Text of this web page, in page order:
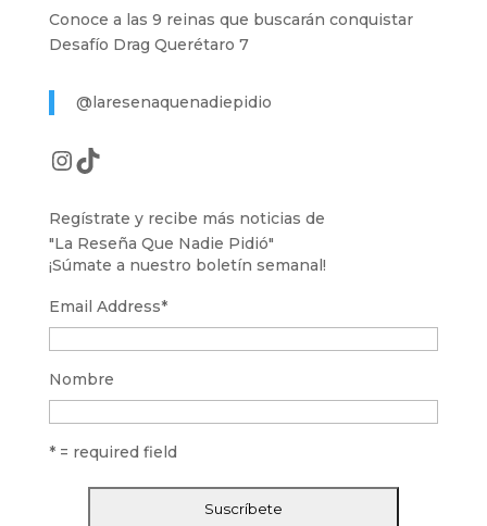
Conoce a las 9 reinas que buscarán conquistar
Desafío Drag Querétaro 7
@laresenaquenadiepidio
Instagram
TikTok
Regístrate y recibe más noticias de
"La Reseña Que Nadie Pidió"
¡Súmate a nuestro boletín semanal!
Email Address*
Nombre
* = required field